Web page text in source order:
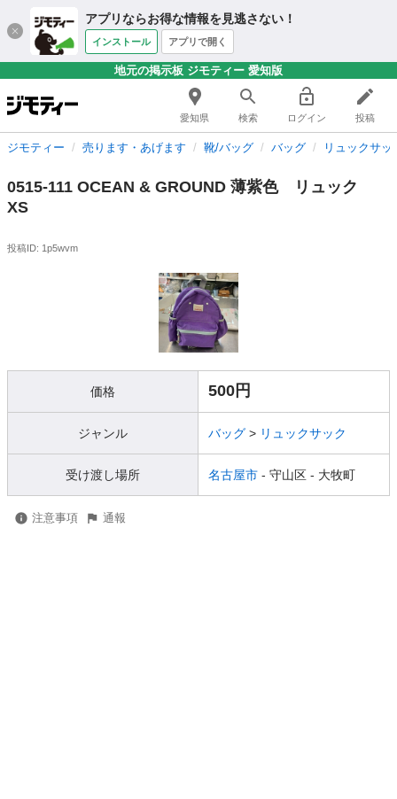
アプリならお得な情報を見逃さない！
インストール アプリで開く
地元の掲示板 ジモティー 愛知版
愛知県 検索 ログイン 投稿
ジモティー 売ります・あげます 靴/バッグ バッグ リュックサッ
0515-111 OCEAN & GROUND 薄紫色 リュック
XS
投稿ID: 1p5wvm
価格 500円
ジャンル バッグ > リュックサック
受け渡し場所 名古屋市 - 守山区 - 大牧町
注意事項 通報